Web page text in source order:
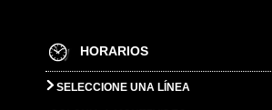
HORARIOS
SELECCIONE UNA LÍNEA